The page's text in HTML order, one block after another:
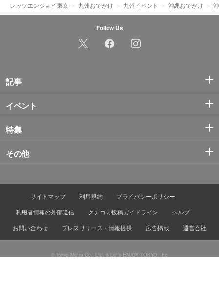
レッツエンジョイ東京 九州おでかけ 九州イベント 沖縄おでかけ
Follow Us
記事
イベント
特集
その他
サイトマップ 利用規約
プライバシーポリシー
利用者情報の外部送信
クチコミ投稿ガイドライン
ヘルプ
お問い合わせ
プレスリリース・情報提供 広告掲載 運営会社
© Tokyo Metro Co., Ltd. & Let’s ENJOY TOKYO, Inc.